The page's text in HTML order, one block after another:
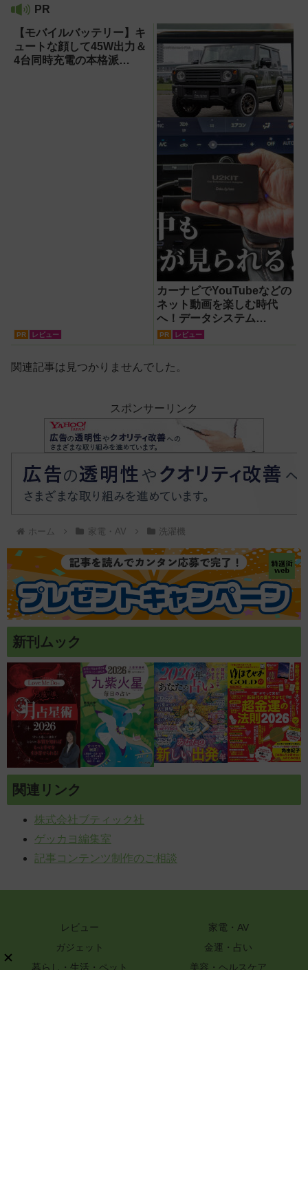
PR
【モバイルバッテリー】キ
ュートな顔して45W出力＆
4台同時充電の本格派
PR レビュー
カーナビでYouTubeなどの
ネット動画を楽しむ時代
へ！データシステム
『U2KIT』がドライブを変
PR レビュー
関連記事は見つかりませんでした。
スポンサーリンク
ホーム 家電・AV 洗濯機
新刊ムック
関連リンク
株式会社ブティック社
ゲッカヨ編集室
記事コンテンツ制作のご相談
レビュー
家電・AV
ガジェット
金運・占い
暮らし・生活・ペット
美容・ヘルスケア